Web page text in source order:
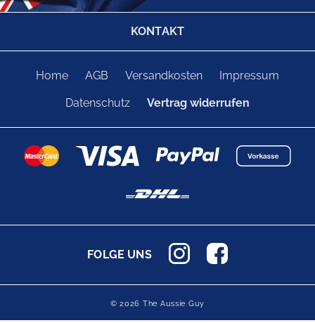
KONTAKT
Home AGB Versandkosten Impressum
Datenschutz Vertrag widerrufen
FOLGE UNS
© 2026 The Aussie Guy